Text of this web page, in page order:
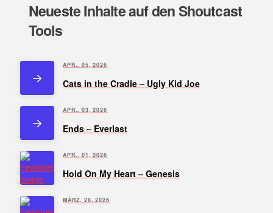
Neueste Inhalte auf den Shoutcast
Tools
APR.. 05, 2026
Cats in the Cradle – Ugly Kid Joe
APR.. 03, 2026
Ends – Everlast
APR.. 01, 2026
Hold On My Heart – Genesis
MÄRZ. 28, 2026